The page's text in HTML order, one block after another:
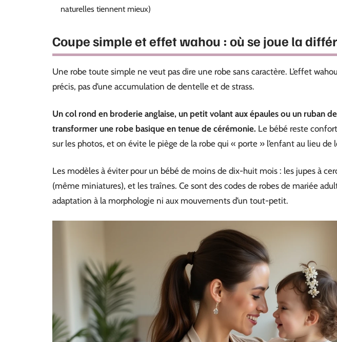
naturelles tiennent mieux)
Coupe simple et effet wahou : où se joue la
Une robe toute simple ne veut pas dire une robe sans caractère. L’effet
précis, pas d’une accumulation de dentelle et de strass.
Un col rond en broderie anglaise, un petit volant aux épaules ou un ruban
transformer une robe basique en tenue de cérémonie. Le bébé reste
sur les photos, et on évite le piège de la robe qui « porte » l’enfant au lieu de
Les modèles à éviter pour un bébé de moins de dix-huit mois : les jupes à
(même miniatures), et les traînes. Ce sont des codes de robes de mariée
adaptation à la morphologie ni aux mouvements d’un tout-petit.